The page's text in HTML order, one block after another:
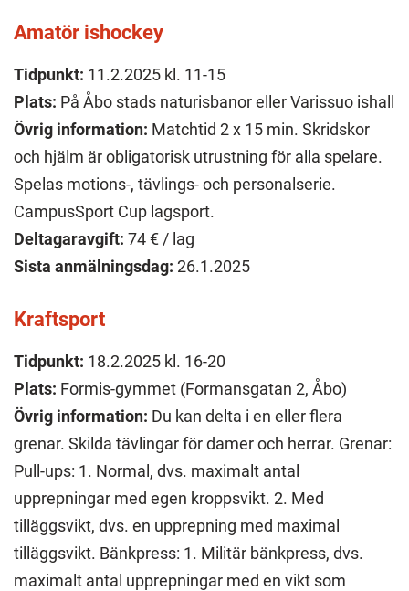
Amatör ishockey
Tidpunkt: 11.2.2025 kl. 11-15
Plats: På Åbo stads naturisbanor eller Varissuo ishall
Övrig information: Matchtid 2 x 15 min. Skridskor
och hjälm är obligatorisk utrustning för alla spelare.
Spelas motions-, tävlings- och personalserie.
CampusSport Cup lagsport.
Deltagaravgift: 74 € / lag
Sista anmälningsdag: 26.1.2025
Kraftsport
Tidpunkt: 18.2.2025 kl. 16-20
Plats: Formis-gymmet (Formansgatan 2, Åbo)
Övrig information: Du kan delta i en eller flera
grenar. Skilda tävlingar för damer och herrar. Grenar:
Pull-ups: 1. Normal, dvs. maximalt antal
upprepningar med egen kroppsvikt. 2. Med
tilläggsvikt, dvs. en upprepning med maximal
tilläggsvikt. Bänkpress: 1. Militär bänkpress, dvs.
maximalt antal upprepningar med en vikt som